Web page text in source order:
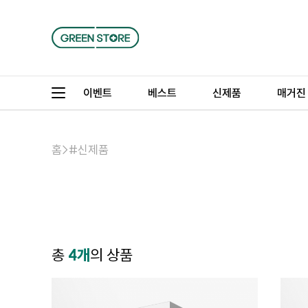
이벤트 베스트 신제품 매거진
홈>#신제품
총 4개의 상품